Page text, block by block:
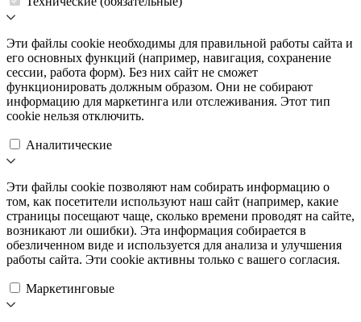
Эти файлы cookie необходимы для правильной работы сайта и
его основных функций (например, навигация, сохранение
сессии, работа форм). Без них сайт не сможет
функционировать должным образом. Они не собирают
информацию для маркетинга или отслеживания. Этот тип
cookie нельзя отключить.
Аналитические
Эти файлы cookie позволяют нам собирать информацию о
том, как посетители используют наш сайт (например, какие
страницы посещают чаще, сколько времени проводят на сайте,
возникают ли ошибки). Эта информация собирается в
обезличенном виде и используется для анализа и улучшения
работы сайта. Эти cookie активны только с вашего согласия.
Маркетинговые